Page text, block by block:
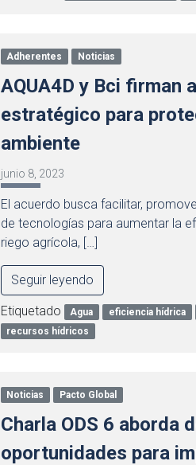
Adherentes Noticias
AQUA4D y Bci firman
estratégico para
ambiente
junio 8, 2023
El acuerdo busca facilitar,
de tecnologías para aumentar la
riego agrícola, […]
Seguir leyendo
Etiquetado Agua eficiencia hídrica
recursos hídricos
Noticias Pacto Global
Charla ODS 6 aborda
oportunidades para